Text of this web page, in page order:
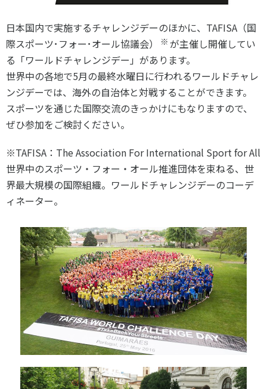
メールマガジン
「SSFニュース」
会員登録
アクセス
個人情報保護方針
© 2020
障害者スポーツ
スポーツによるまちづくり
スポーツ・ガバナンス
スポーツボランティア
スポーツ政策・予算
健康とスポーツ
社会づくり
自治体との連携
各教育機関との連携
スポーツ振興団体との連携
【動画】スポーツでアクティブなまちづくり
知る学ぶ
SPORT POLICY INCUBATOR ―スポーツ政策の『卵』 ―
スポーツ 歴史の検証
日本国内で実施するチャレンジデーのほかに、TAFISA（国
際スポーツ･フォー･オール協議会）
※ が主催し開催してい
る「ワールドチャレンジデー」があります。
世界中の各地で5月の最終水曜日に行われるワールドチャレ
ンジデーでは、海外の自治体と対戦することができます。
スポーツを通じた国際交流のきっかけにもなりますので、
ぜひ参加をご検討ください。
※TAFISA：The Association For International Sport for All
世界中のスポーツ・フォー・オール推進団体を束ねる、世
界最大規模の国際組織。ワールドチャレンジデーのコーデ
ィネーター。